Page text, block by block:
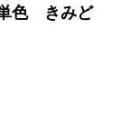
色 きみど